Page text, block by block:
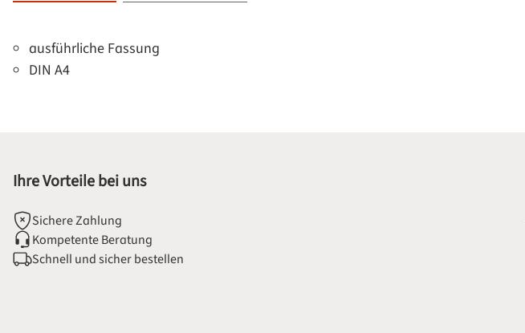
ausführliche Fassung
DIN A4
Ihre Vorteile bei uns
Sichere Zahlung
Kompetente Beratung
Schnell und sicher bestellen